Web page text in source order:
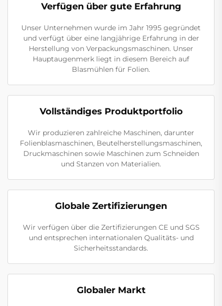
Verfügen über gute Erfahrung
Unser Unternehmen wurde im Jahr 1995 gegründet
und verfügt über eine langjährige Erfahrung in der
Herstellung von Verpackungsmaschinen. Unser
Hauptaugenmerk liegt in diesem Bereich auf
Blasmühlen für Folien.
Vollständiges Produktportfolio
Wir produzieren zahlreiche Maschinen, darunter
Folienblasmaschinen, Beutelherstellungsmaschinen,
Druckmaschinen sowie Maschinen zum Schneiden
und Stanzen von Materialien.
Globale Zertifizierungen
Wir verfügen über die Zertifizierungen CE und SGS
und entsprechen internationalen Qualitäts- und
Sicherheitsstandards.
Globaler Markt